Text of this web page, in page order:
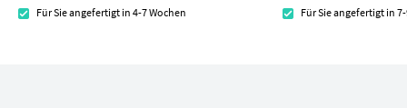
Für Sie angefertigt in 4-7 Wochen Für Sie angefertigt in